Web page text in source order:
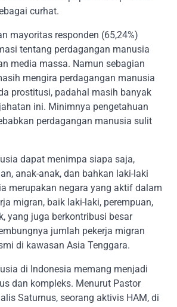
curhat.
mayoritas responden (65,24%)
tentang perdagangan manusia
media massa. Namun sebagian
mengira perdagangan manusia
prostitusi, padahal masih banyak
ini. Minimnya pengetahuan
perdagangan manusia sulit
dapat menimpa siapa saja,
anak-anak, dan bahkan laki-laki
merupakan negara yang aktif dalam
migran, baik laki-laki, perempuan,
yang juga berkontribusi besar
jumlah pekerja migran
di kawasan Asia Tenggara.
di Indonesia memang menjadi
dan kompleks. Menurut Pastor
Saturnus, seorang aktivis HAM, di